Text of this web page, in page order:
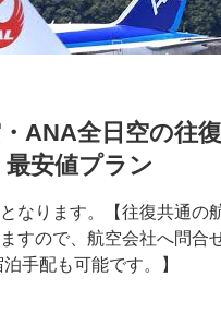
ANA全日空の往
安値プラン
なります。【往復共通の
すので、航空会社へ問
手配も可能です。】